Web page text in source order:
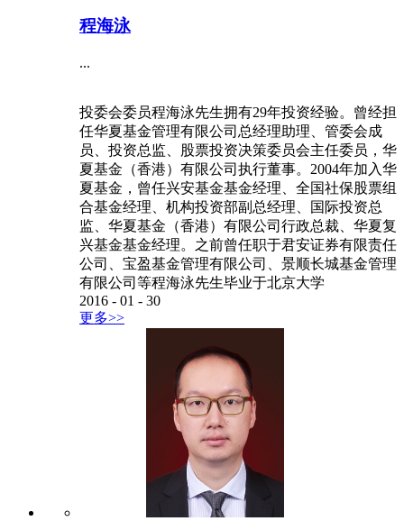
程海泳
...
投委会委员程海泳先生拥有29年投资经验。曾经担
任华夏基金管理有限公司总经理助理、管委会成
员、投资总监、股票投资决策委员会主任委员，华
夏基金（香港）有限公司执行董事。2004年加入华
夏基金，曾任兴安基金基金经理、全国社保股票组
合基金经理、机构投资部副总经理、国际投资总
监、华夏基金（香港）有限公司行政总裁、华夏复
兴基金基金经理。之前曾任职于君安证券有限责任
公司、宝盈基金管理有限公司、景顺长城基金管理
有限公司等程海泳先生毕业于北京大学
2016 - 01 - 30
更多>>